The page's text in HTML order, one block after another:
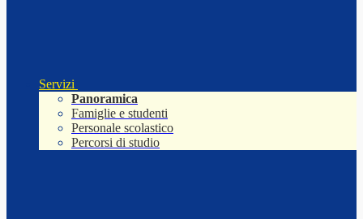
Servizi
Panoramica
Famiglie e studenti
Personale scolastico
Percorsi di studio